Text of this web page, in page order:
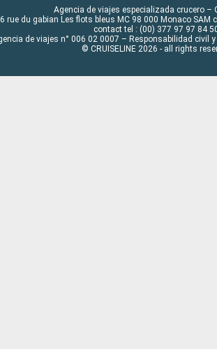
Agencia de viajes especializada crucero –
rue du gabian Les flots bleus MC 98 000 Monaco SAM
contact tel : (00) 377 97 97 84
de viajes n° 006 02 0007 – Responsabilidad civil
© CRUISELINE 2026 - all rights